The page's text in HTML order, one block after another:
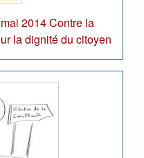
2014 Contre la
la dignité du citoyen